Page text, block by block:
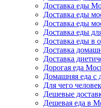
Доставка еды
Доставка еды
Доставка еды
Доставка еды
Доставка еды в
Доставка
Доставка
Дорогая еда
Домашняя еда с
Для чего
Дешевые
Дешевая еда в